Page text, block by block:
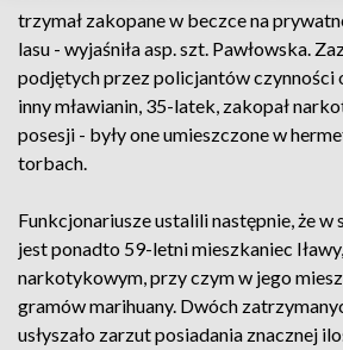
trzymał zakopane w beczce na
lasu - wyjaśniła asp. szt. Pawłowska.
podjętych przez policjantów czynności
inny mławianin, 35-latek, zakopał
posesji - były one umieszczone w
torbach.
Funkcjonariusze ustalili następnie, że w
jest ponadto 59-letni mieszkaniec
narkotykowym, przy czym w jego
gramów marihuany. Dwóch
usłyszało zarzut posiadania znacznej